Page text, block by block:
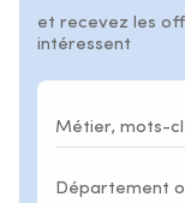
et recevez les
intéressent